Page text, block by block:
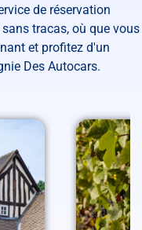
de réservation
tracas, où que vous
et profitez d'un
Des Autocars.